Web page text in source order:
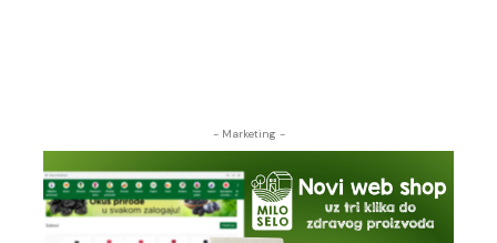
- Marketing -